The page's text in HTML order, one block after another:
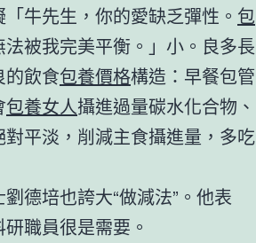
牛先生，你的愛缺乏彈性。 包
被我完美平衡。」小。良多長
的飲食包養價格構造：早餐包管
包養女人攝進過量碳水化合物、
平淡，削減主食攝進量，多吃
德培也誇大“做減法”。他表
職員很是需要。